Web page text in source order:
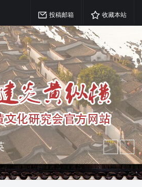
投稿邮箱 收藏本站
台港澳侨 坚持古为
民族精神 介绍民族